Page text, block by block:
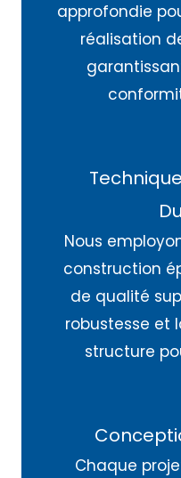
approfondie
réalisation
Nous
construction
de qualité
robustesse et
structure
Chaque